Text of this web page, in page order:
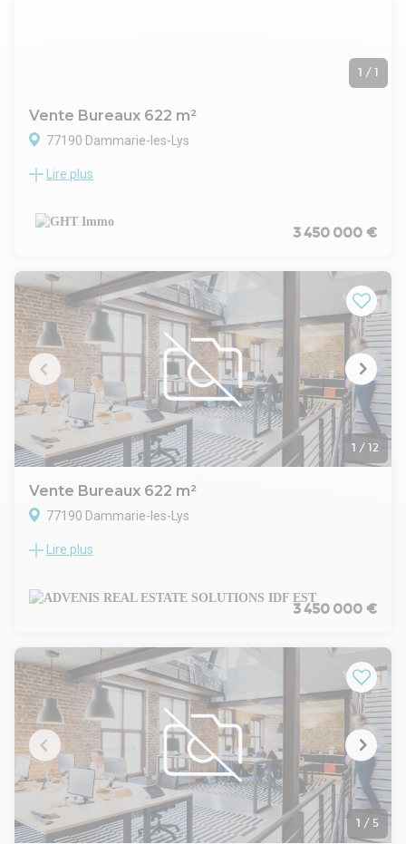
1 / 1
Vente Bureaux 622 m²
77190 Dammarie-les-Lys
LE CABINET GHT IMMO VOUS PROPOSE
INDEPENDANTE DE 916M² PRES DE LA GARE DE MELUN
LOT 1 : COMPREND UN RDC + 2 ETAGES DE 546 M² 9
M² + 2 PARKINGS EXTERIEURS
ACTUELLEMENT LOT 1 LOUE EN 3/6/9 DEPUIS 16/09/2019
LOYE PERCU 129879 €/AN
CHARGES 25000 €nGHT IMMO - 01 48 93 81 23 - Plus
d'informations sur www.ghtimmo.fr (réf. 940044774)
Lire plus
3 450 000 €
1 / 12
Vente Bureaux 622 m²
77190 Dammarie-les-Lys
ADVENIS CONSEIL vous propose à la vente un immeuble
proximité de Melun, à la fois accessible et fonctionnel.
Actuellement loué à un établissement d'État en bail 3/6/9,
locatif de 143 715 Euros HT HC.
L'immeuble s'organise sur quatre niveaux avec des surfaces
adaptées à diverses activités professionnelles : un sous-sol
de 240 m² utilisé comme parking, un rez-de-chaussée de
173 m² comprenant cuisine, salle de conférence et salle de
pause, un premier étage de 170 m² avec bureaux, sanitaires
et locaux techniques, et un deuxième étage de 171 m² avec
bureaux, salle de réunion et locaux techniques. Le R+3
vacant sous comble de 76 m² offre une opportunité
supplémentaire de location.
Lire plus
3 450 000 €
1 / 5